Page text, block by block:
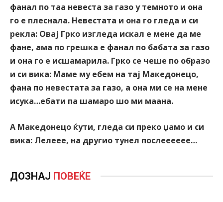
фанал по таа невеста за газо у темното и она
го е плеснала. Невестата и она го гледа и си
рекла: Овај Грко изгледа искал е мене да ме
фане, ама по грешка е фанал по бабата за газо
и она го е исшамарила. Грко се чеше по образо
и си вика: Маме му ебем на тај Македонецо,
фана по невестата за газо, а она ми се на мене
исука…ебати па шамаро шо ми маана.
А Македонецо ќути, гледа си преко џамо и си
вика: Лелеее, на другио тунел послееееее…
ДОЗНАЈ ПОВЕЌЕ